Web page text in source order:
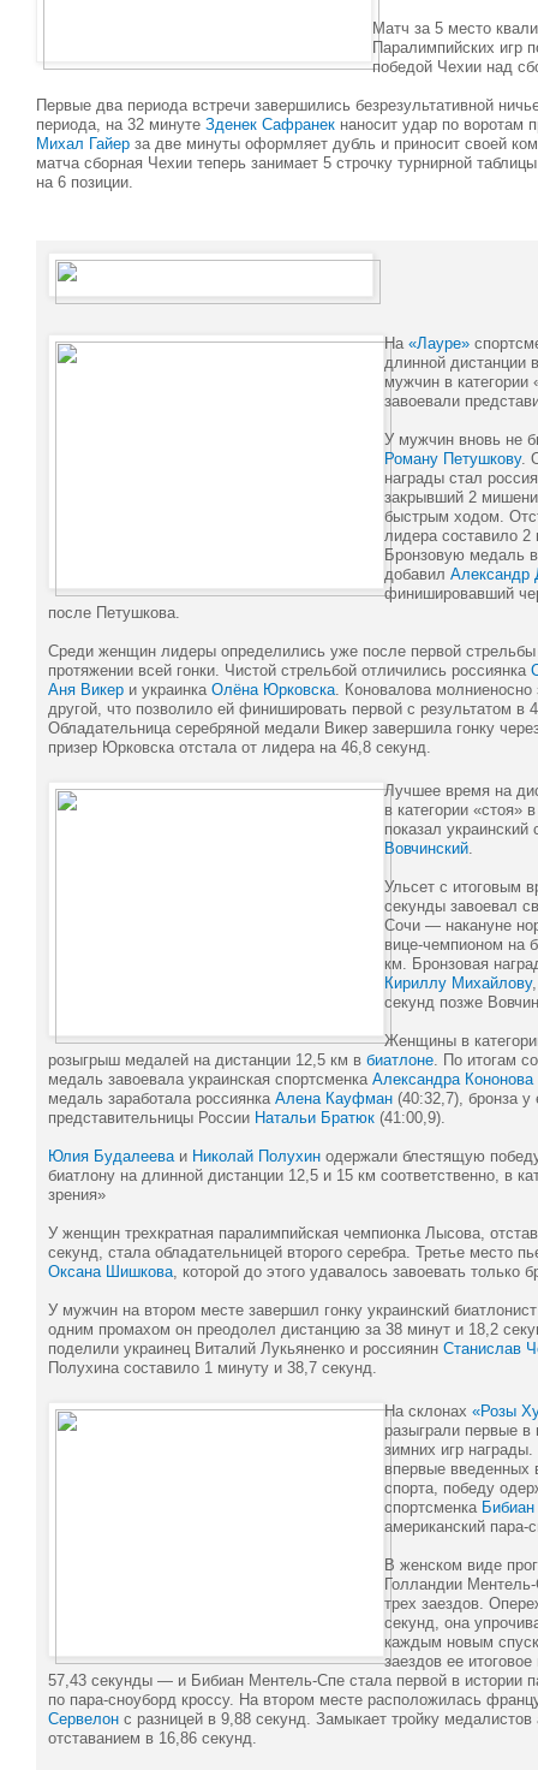
Матч за 5 место
Паралимпийских игр
победой Чехии над
Первые два периода встречи завершились безрезультативной
периода, на 32 минуте Зденек Сафранек наносит удар по воротам
Михал Гайер за две минуты оформляет дубль и приносит своей
матча сборная Чехии теперь занимает 5 строчку турнирной
на 6 позиции.
На «Лауре»
длинной дистанции
мужчин в категории
завоевали
У мужчин вновь не
Роману Петушкову.
награды стал
закрывший 2
быстрым ходом.
лидера составило
Бронзовую медаль
добавил Александр
финишировавший
после Петушкова.
Среди женщин лидеры определились уже после первой
протяжении всей гонки. Чистой стрельбой отличились россиянка
Аня Викер и украинка Олёна Юрковска . Коновалова
другой, что позволило ей финишировать первой с результатом в
Обладательница серебряной медали Викер завершила гонку
призер Юрковска отстала от лидера на 46,8 секунд.
Лучшее время на
в категории «стоя»
показал
Вовчинский
Ульсет с итоговым
секунды завоевал
Сочи — накануне
вице-чемпионом на
км. Бронзовая
Кириллу Михайлову
секунд позже
Женщины в
розыгрыш медалей на дистанции 12,5 км в биатлоне . По итогам
медаль завоевала украинская спортсменка Александра Кононова
медаль заработала россиянка Алена Кауфман (40:32,7), бронза
представительницы России Натальи Братюк (41:00,9).
Юлия Будалеева и Николай Полухин одержали блестящую
биатлону на длинной дистанции 12,5 и 15 км соответственно, в
зрения»
У женщин трехкратная паралимпийская чемпионка Лысова,
секунд, стала обладательницей второго серебра. Третье место
Оксана Шишкова , которой до этого удавалось завоевать только
У мужчин на втором месте завершил гонку украинский
одним промахом он преодолел дистанцию за 38 минут и 18,2
поделили украинец Виталий Лукьяненко и россиянин Станислав
Полухина составило 1 минуту и 38,7 секунд.
На склонах «Розы
разыграли первые в
зимних игр
впервые введенных
спорта, победу
спортсменка
американский пара-
В женском виде
Голландии
трех заездов.
секунд, она
каждым новым
заездов ее
57,43 секунды — и Бибиан Ментель-Спе стала первой в истории
по пара-сноуборд кроссу. На втором месте расположилась
Сервелон с разницей в 9,88 секунд. Замыкает тройку
отставанием в 16,86 секунд.